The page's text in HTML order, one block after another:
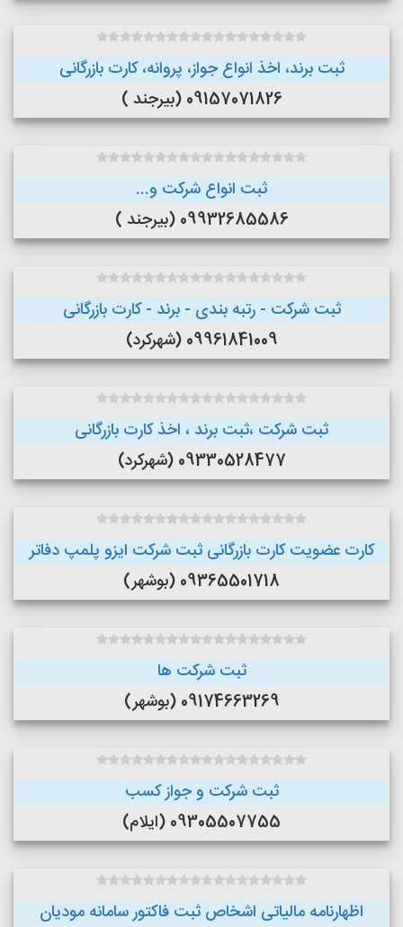
ثبت برند، اخذ انواع جواز، پروانه، کارت بازرگانی
09157071826 (بیرجند )
ثبت انواع شرکت و...
09932685586 (بیرجند )
ثبت شرکت - رتبه بندی - برند - کارت بازرگانی
09961841009 (شهرکرد)
ثبت شرکت ،ثبت برند ، اخذ کارت بازرگانی
09330528477 (شهرکرد)
کارت عضویت کارت بازرگانی ثبت شرکت ایزو پلمپ دفاتر
09365501718 (بوشهر)
ثبت شرکت ها
09174663269 (بوشهر)
ثبت شرکت و جواز کسب
09305507755 (ایلام)
اظهارنامه مالیاتی اشخاص ثبت فاکتور سامانه مودیان